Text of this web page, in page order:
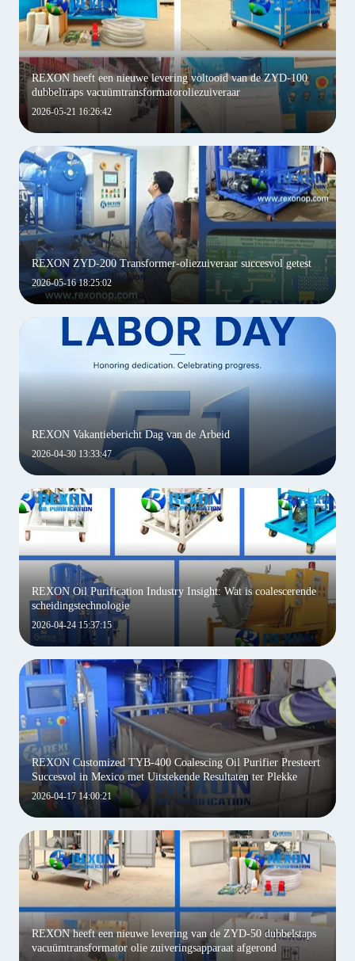
2026-05-21 16:26:42
REXON heeft een nieuwe levering voltooid van de ZYD-100
dubbeltraps vacuümtransformatoroliezuiveraar
2026-05-16 18:25:02
REXON ZYD-200 Transformer-oliezuiveraar succesvol getest
2026-04-30 13:33:47
REXON Vakantiebericht Dag van de Arbeid
2026-04-24 15:37:15
REXON Oil Purification Industry Insight: Wat is coalescerende
scheidingstechnologie
2026-04-17 14:00:21
REXON Customized TYB-400 Coalescing Oil Purifier Presteert
Succesvol in Mexico met Uitstekende Resultaten ter Plekke
REXON heeft een nieuwe levering van de ZYD-50 dubbelstaps
vacuümtransformator olie zuiveringsapparaat afgerond